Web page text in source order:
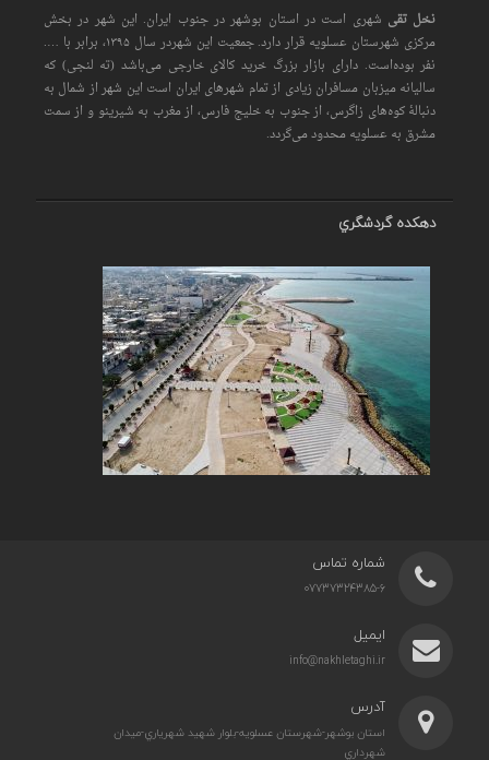
نخل تقی شهری است در استان بوشهر در جنوب ایران. این شهر در بخش
مرکزی شهرستان عسلویه قرار دارد. جمعیت این شهردر سال ۱۳۹۵، برابر با ….
نفر بوده‌است. دارای بازار بزرگ خرید کالای خارجی می‌باشد (ته لنجی) که
سالیانه میزبان مسافران زیادی از تمام شهرهای ایران است اين شهر از شمال به
دنبالهٔ کوه‌های زاگرس، از جنوب به خلیج فارس، از مغرب به شیرینو و از سمت
مشرق به عسلویه محدود می‌گردد.
دهكده گردشگري
شماره تماس
07737324385-6
ایمیل
info@nakhletaghi.ir
آدرس
استان بوشهر-شهرستان عسلويه-بلوار شهيد شهرياري-ميدان
شهرداري